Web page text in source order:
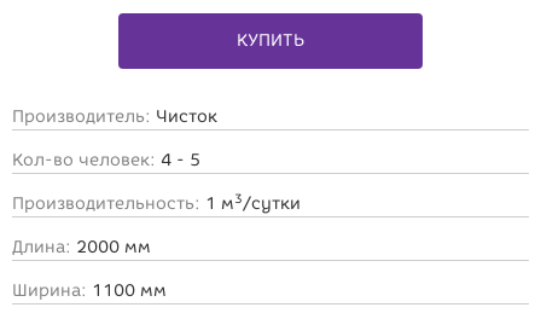
КУПИТЬ
Производитель: Чисток
Кол-во человек: 4 - 5
Производительность: 1 м3/сутки
Длина: 2000 мм
Ширина: 1100 мм